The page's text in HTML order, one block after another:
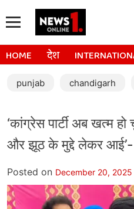
HOME देश
punjab chandigarh
‘कांग्रेस पार्टी अब खत्म
और झूठ के मुद्दे लेकर
Posted on December 20, 2025